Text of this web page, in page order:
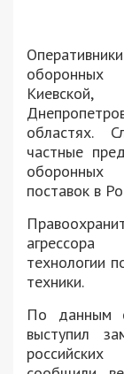
областях.
частные
оборонных
поставок в
агрессора
технологии
техники.
По данным
выступил